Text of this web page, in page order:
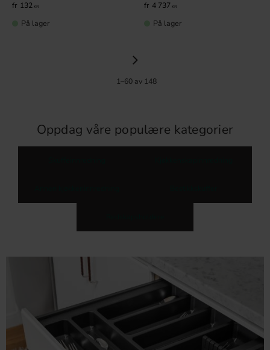
132 KR
På lager
4 737 KR
På lager
1–60av 148
Oppdag våre populære kategorier